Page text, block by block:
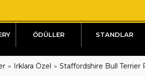
ÖDÜLLER STANDLAR
Irklara Özel Staffordshire Bull Terrier